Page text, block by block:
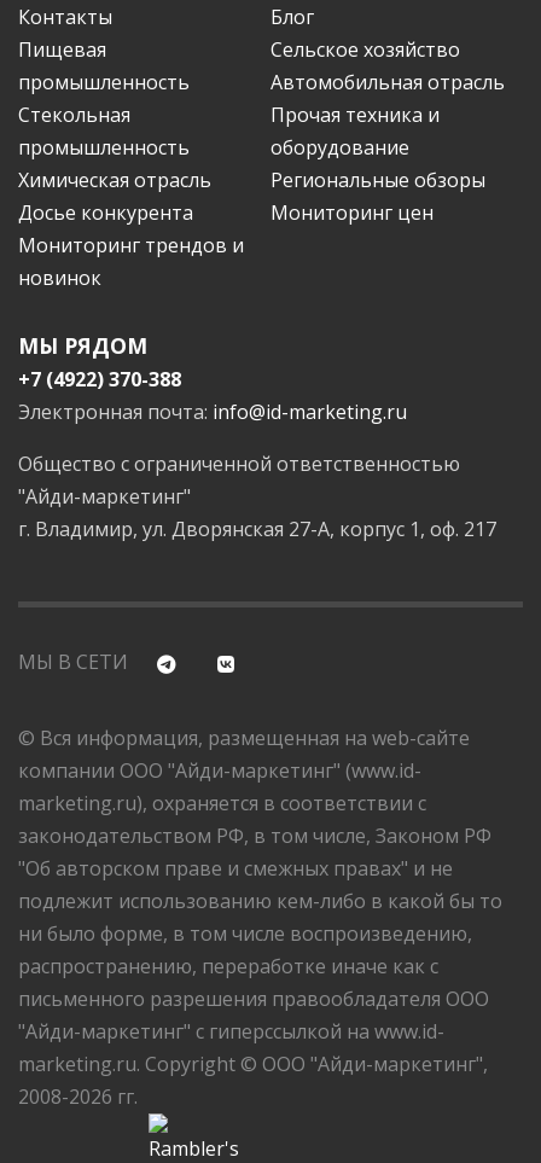
Контакты
Блог
Пищевая
промышленность
Сельское хозяйство
Автомобильная отрасль
Стекольная
промышленность
Прочая техника и
оборудование
Химическая отрасль
Региональные обзоры
Досье конкурента
Мониторинг цен
Мониторинг трендов и
новинок
МЫ РЯДОМ
+7 (4922) 370-388
Электронная почта: info@id-marketing.ru
Общество с ограниченной ответственностью
"Айди-маркетинг"
г. Владимир, ул. Дворянская 27-А, корпус 1, оф. 217
МЫ В СЕТИ
© Вся информация, размещенная на web-сайте
компании ООО "Айди-маркетинг" (www.id-
marketing.ru), охраняется в соответствии с
законодательством РФ, в том числе, Законом РФ
"Об авторском праве и смежных правах" и не
подлежит использованию кем-либо в какой бы то
ни было форме, в том числе воспроизведению,
распространению, переработке иначе как с
письменного разрешения правообладателя ООО
"Айди-маркетинг" с гиперссылкой на www.id-
marketing.ru. Copyright © ООО "Айди-маркетинг",
2008-2026 гг.